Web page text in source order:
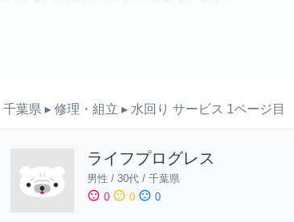
千葉県 ▸ 修理・組立 ▸ 水回り サービス 1ページ目
ライフプログレス
男性 / 30代 / 千葉県
sentiment_satisfied 0 sentiment_neutral 0 sentiment_dissatisfied 0